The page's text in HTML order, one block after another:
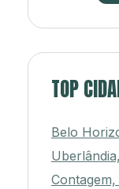
TOP
Belo
Contagem,